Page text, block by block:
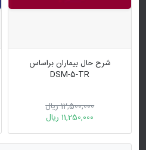
شرح حال بیماران براساس
DSM-5-TR
12,500,000 ریال
11,250,000 ریال